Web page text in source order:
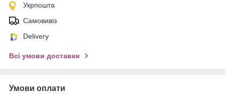
Укрпошта
Самовивіз
Delivery
Всі умови доставки
Умови оплати